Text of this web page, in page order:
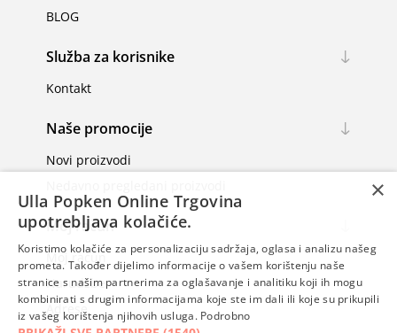
BLOG
Služba za korisnike
Kontakt
Naše promocije
Novi proizvodi
Moj račun
Moj račun
Narudžbe
Adrese
×
Ulla Popken Online Trgovina
upotrebljava kolačiće.
Koristimo kolačiće za personalizaciju sadržaja, oglasa i analizu našeg
prometa. Također dijelimo informacije o vašem korištenju naše
stranice s našim partnerima za oglašavanje i analitiku koji ih mogu
kombinirati s drugim informacijama koje ste im dali ili koje su prikupili
iz vašeg korištenja njihovih usluga. Podrobno